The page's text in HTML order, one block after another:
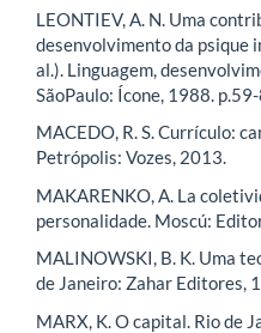
LEONTIEV, A. N. Uma
desenvolvimento da psique
al.). Linguagem,
SãoPaulo: Ícone, 1988. p.59-
MACEDO, R. S. Currículo:
Petrópolis: Vozes, 2013.
MAKARENKO, A. La
personalidade. Moscú:
MALINOWSKI, B. K. Uma
de Janeiro: Zahar Editores,
MARX, K. O capital. Rio de